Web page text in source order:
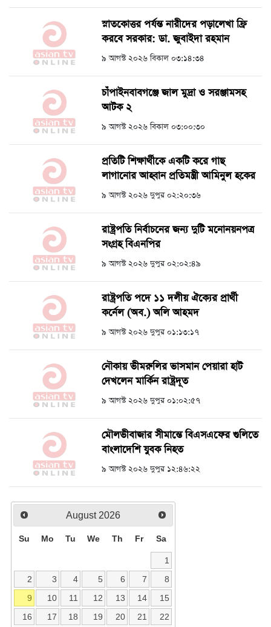
স্নাতকোত্তর পর্যন্ত নারীদের পড়ালেখা ফ্রি
করবে সরকার: ডা. জুবাইদা রহমান
৯ আগস্ট ২০২৬ বিকাল ০৩:১৪:৩৪
চাঁপাইনবাবগঞ্জে জাল মুদ্রা ও সরঞ্জামসহ
আটক ২
৯ আগস্ট ২০২৬ বিকাল ০৩:০০:৩০
প্রতিটি শিক্ষার্থীকে একটি করে গাছ
লাগানোর আহ্বান প্রতিমন্ত্রী আমিনুল হকের
৯ আগস্ট ২০২৬ দুপুর ০২:২০:৩৬
রাষ্ট্রপতি নির্বাচনের জন্য দুটি মনোনয়নপত্র
সংগ্রহ বিএনপির
৯ আগস্ট ২০২৬ দুপুর ০২:০২:৪৯
রাষ্ট্রপতি পদে ১১ দলীয় ঐক্যের প্রার্থী
কর্নেল (অব.) অলি আহমদ
৯ আগস্ট ২০২৬ দুপুর ০১:১৩:১৭
নৌকায় ভীমরুলির ভাসমান পেয়ারা হাট
দেখলেন মার্কিন রাষ্ট্রদূত
৯ আগস্ট ২০২৬ দুপুর ০১:০২:৫৭
মৌলভীবাজার সীমান্তে বিএসএফের গুলিতে
বাংলাদেশি যুবক নিহত
৯ আগস্ট ২০২৬ দুপুর ১২:৪৬:২২
August 2026
Su Mo Tu We Th Fr Sa
1
2
3 4 5 6 7
8
9
10 11 12 13 14
15
16
17 18 19 20 21
22